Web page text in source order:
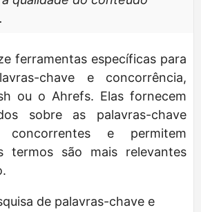
ferramentas específicas para
chave e concorrência,
ou o Ahrefs. Elas fornecem
sobre as palavras-chave
concorrentes e permitem
termos são mais relevantes
de palavras-chave e